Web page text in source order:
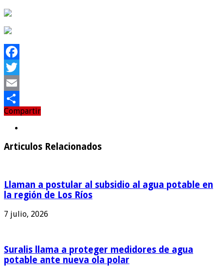
Facebook
Twitter
Email
Compartir
Compartir
Articulos Relacionados
Llaman a postular al subsidio al agua potable en
la región de Los Ríos
7 julio, 2026
Suralis llama a proteger medidores de agua
potable ante nueva ola polar